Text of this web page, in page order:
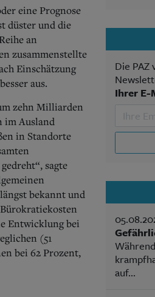
eine Prognose
düster und die
an
zusammenstellte
Einschätzung
aus.
zehn Milliarden
im Ausland
in Standorte
sagte
bekannt und
Entwicklung bei
(51
bei 62 Prozent,
Die
Ihrer E-
auf...